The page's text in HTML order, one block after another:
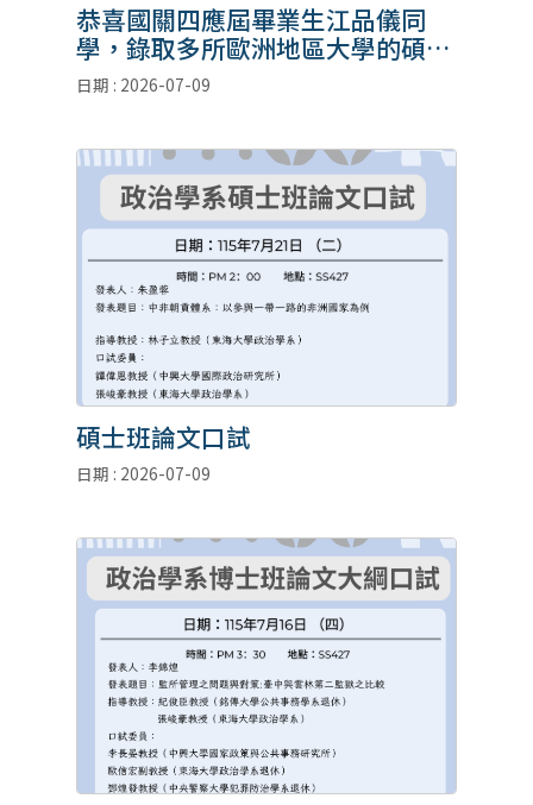
恭喜國關四應屆畢業生江品儀同
學，錄取多所歐洲地區大學的碩士
班。
日期 : 2026-07-09
碩士班論文口試
日期 : 2026-07-09